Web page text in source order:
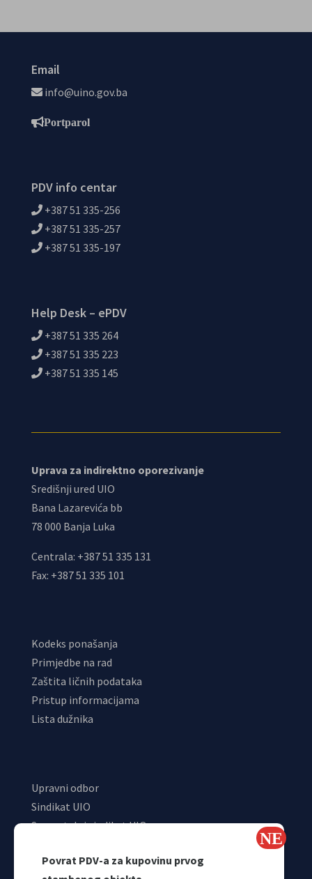
Povrat PDV-a za kupovinu prvog
Email
info@uino.gov.ba
Portparol
PDV info centar
+387 51 335-256
+387 51 335-257
+387 51 335-197
Help Desk – ePDV
+387 51 335 264
+387 51 335 223
+387 51 335 145
Uprava za indirektno oporezivanje
Središnji ured UIO
Bana Lazarevića bb
78 000 Banja Luka
Centrala: +387 51 335 131
Fax: +387 51 335 101
Kodeks ponašanja
Primjedbe na rad
Zaštita ličnih podataka
Pristup informacijama
Lista dužnika
Upravni odbor
Sindikat UIO
Samostalni sindikat UIO
Odjeljenje za makroekonomsku analizu